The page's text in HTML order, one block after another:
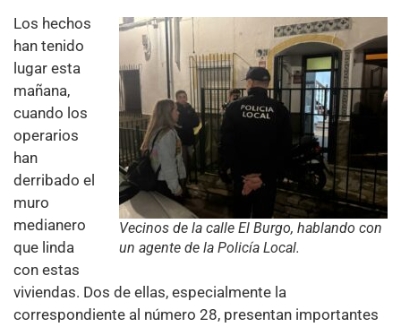
Vecinos de la calle El Burgo, hablando con
un agente de la Policía Local.
Los hechos
han tenido
lugar esta
mañana,
cuando los
operarios
han
derribado el
muro
medianero
que linda
con estas
viviendas. Dos de ellas, especialmente la
correspondiente al número 28, presentan importantes